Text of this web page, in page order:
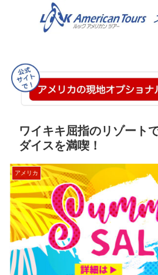
ワイキキ屈指のリゾート
ダイスを満喫！
アメリカ